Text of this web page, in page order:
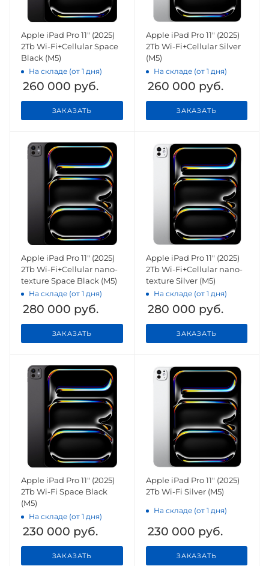
Apple iPad Pro 11" (2025)
2Tb Wi-Fi+Cellular Space
Black (M5)
На складе (от 1 дня)
260 000 руб.
ЗАКАЗАТЬ
Apple iPad Pro 11" (2025)
2Tb Wi-Fi+Cellular Silver
(M5)
На складе (от 1 дня)
260 000 руб.
ЗАКАЗАТЬ
Apple iPad Pro 11" (2025)
2Tb Wi-Fi+Cellular nano-
texture Space Black (M5)
На складе (от 1 дня)
280 000 руб.
ЗАКАЗАТЬ
Apple iPad Pro 11" (2025)
2Tb Wi-Fi+Cellular nano-
texture Silver (M5)
На складе (от 1 дня)
280 000 руб.
ЗАКАЗАТЬ
Apple iPad Pro 11" (2025)
2Tb Wi-Fi Space Black
(M5)
На складе (от 1 дня)
230 000 руб.
ЗАКАЗАТЬ
Apple iPad Pro 11" (2025)
2Tb Wi-Fi Silver (M5)
На складе (от 1 дня)
230 000 руб.
ЗАКАЗАТЬ